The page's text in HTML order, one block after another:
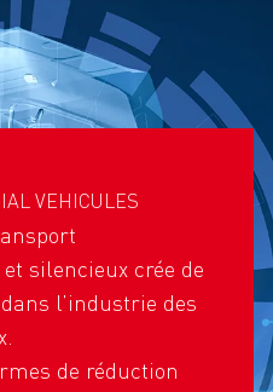
VEHICULES
silencieux crée de
l’industrie des
de réduction